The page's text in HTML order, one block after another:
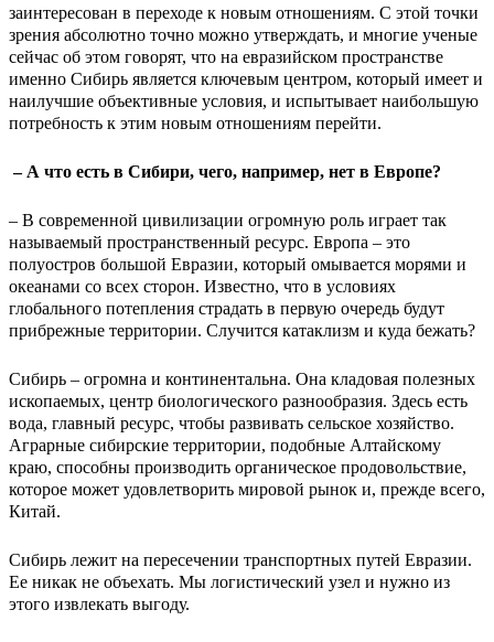
заинтересован в переходе к новым отношениям. С этой точки
зрения абсолютно точно можно утверждать, и многие ученые
сейчас об этом говорят, что на евразийском пространстве
именно Сибирь является ключевым центром, который имеет и
наилучшие объективные условия, и испытывает наибольшую
потребность к этим новым отношениям перейти.
– А что есть в Сибири, чего, например, нет в Европе?
– В современной цивилизации огромную роль играет так
называемый пространственный ресурс. Европа – это
полуостров большой Евразии, который омывается морями и
океанами со всех сторон. Известно, что в условиях
глобального потепления страдать в первую очередь будут
прибрежные территории. Случится катаклизм и куда бежать?
Сибирь – огромна и континентальна. Она кладовая полезных
ископаемых, центр биологического разнообразия. Здесь есть
вода, главный ресурс, чтобы развивать сельское хозяйство.
Аграрные сибирские территории, подобные Алтайскому
краю, способны производить органическое продовольствие,
которое может удовлетворить мировой рынок и, прежде всего,
Китай.
Сибирь лежит на пересечении транспортных путей Евразии.
Ее никак не объехать. Мы логистический узел и нужно из
этого извлекать выгоду.